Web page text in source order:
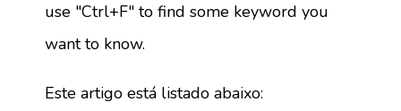
use "Ctrl+F" to find some keyword you
want to know.
Este artigo está listado abaixo: